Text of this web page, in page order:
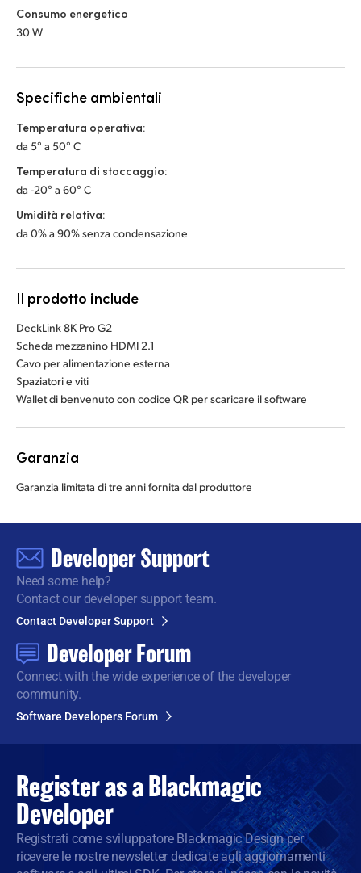
Consumo energetico
30 W
Specifiche ambientali
Temperatura operativa:
da 5° a 50° C
Temperatura di stoccaggio:
da -20° a 60° C
Umidità relativa:
da 0% a 90% senza condensazione
Il prodotto include
DeckLink 8K Pro G2
Scheda mezzanino HDMI 2.1
Cavo per alimentazione esterna
Spaziatori e viti
Wallet di benvenuto con codice QR per scaricare il software
Garanzia
Garanzia limitata di tre anni fornita dal produttore
Developer Support
Need some help?
Contact our developer support team.
Contact Developer Support
Developer Forum
Connect with the wideexperience of the developer
community.
Software Developers Forum
Register as a Blackmagic
Developer
Registrati come sviluppatore Blackmagic Design per
ricevere le nostre newsletter dedicate agli aggiornamenti